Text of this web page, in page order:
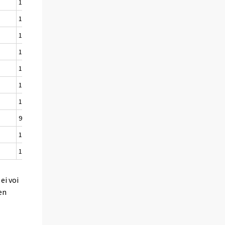
100,4
104,6
105,9
110,6
107,8
107,5
105,3
92,5
105,6
110,5
voi